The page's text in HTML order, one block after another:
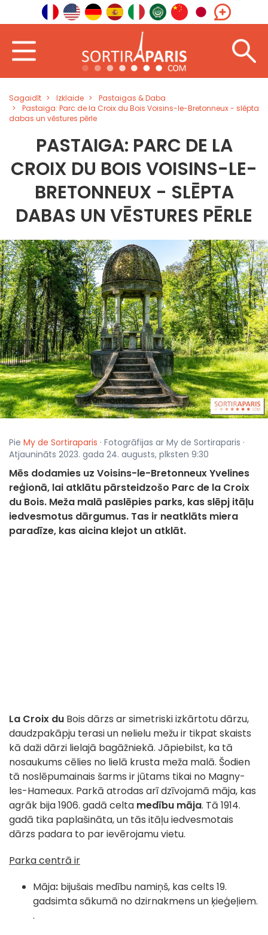
Sagaidīt Izklaide
Pastaigas & Daba
Pastaiga: Parc de la Croix du Bois Voisins-le-Bretonneux - slēpta
dabas un vēstures pērle
PASTAIGA: PARC DE LA
CROIX DU BOIS VOISINS-LE-
BRETONNEUX - SLĒPTA
DABAS UN VĒSTURES PĒRLE
Pie My de Sortiraparis · Fotogrāfijas ar My de Sortiraparis ·
Atjaunināts 2023. gada 24. augusts, plksten 9:30
Mēs dodamies uz Voisins-le-Bretonneux Yvelines
reģionā, lai atklātu pārsteidzošo Parc de la Croix
du Bois. Meža malā paslēpies parks, kas slēpj itāļu
iedvesmotus dārgumus. Tas ir neatklāts miera
paradīze, kas aicina klejot un atklāt.
La Croix du Bois dārzs ar simetriski izkārtotu dārzu,
daudzpakāpju terasi un nelielu mežu ir tikpat skaists
kā daži dārzi lielajā bagāžniekā. Jāpiebilst, ka tā
nosaukums cēlies no lielā krusta meža malā. Šodien
tā noslēpumainais šarms ir jūtams tikai no Magny-
les-Hameaux. Parkā atrodas arī dzīvojamā māja, kas
agrāk bija 1906. gadā celta medību māja. Tā 1914.
gadā tika paplašināta, un tās itāļu iedvesmotais
dārzs padara to par ievērojamu vietu.
Parka centrā ir
Māja: bijušais medību namiņš, kas celts 19.
gadsimta sākumā no dzirnakmens un ķieģeļiem.
.